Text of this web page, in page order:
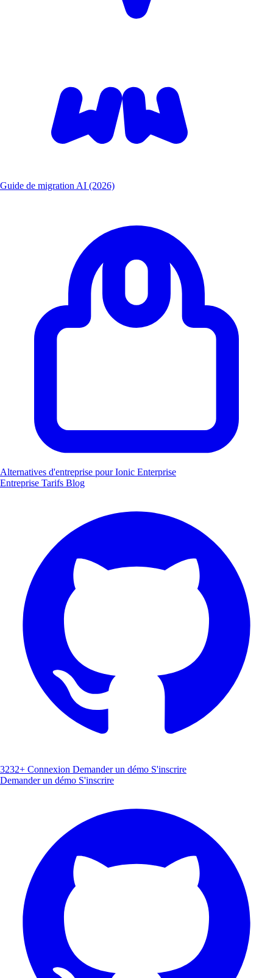
Guide de migration AI (2026)
Alternatives d'entreprise pour Ionic Enterprise
Entreprise Tarifs Blog
3232+ Connexion Demander un démo S'inscrire
Demander un démo S'inscrire